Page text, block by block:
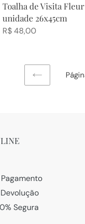
Toalha de Visita
unidade 26x45cm
Preço
R$ 48,00
PÁGINA
Segura